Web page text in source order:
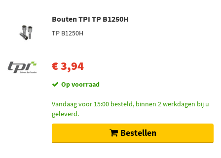
Bouten TPI TP B1250H
TP B1250H
€ 3,94
Op voorraad
Vandaag voor 15:00 besteld, binnen 2 werkdagen bij u
geleverd.
Bestellen